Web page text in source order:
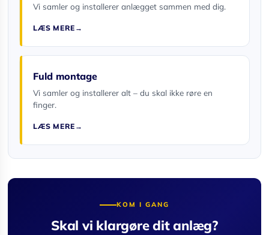
Vi samler og installerer anlægget sammen med dig.
LÆS MERE
Fuld montage
Vi samler og installerer alt – du skal ikke røre en
finger.
LÆS MERE
KOM I GANG
Skal vi klargøre dit anlæg?